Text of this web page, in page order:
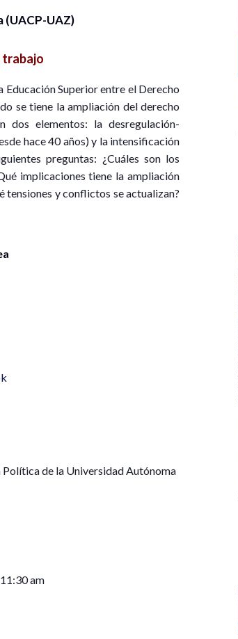
(UACP-UAZ)
trabajo
Educación Superior entre el Derecho
se tiene la ampliación del derecho
elementos: la desregulación-
hace 40 años) y la intensificación
preguntas: ¿Cuáles son los
implicaciones tiene la ampliación
tensiones y conflictos se actualizan?
Política de la Universidad Autónoma
am